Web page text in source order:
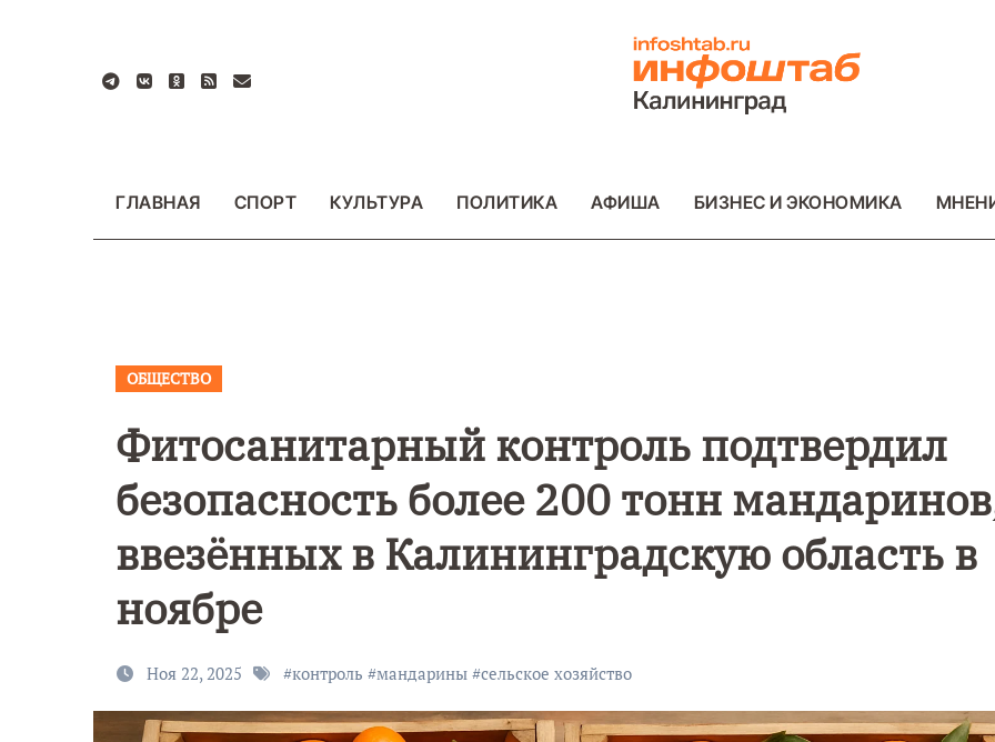
содержанию
ГЛАВНАЯ СПОРТ КУЛЬТУРА ПОЛИТИКА АФИША БИЗНЕС И ЭКОНОМИКА
ОБЩЕСТВО
Фитосанитарный контроль подтвердил
безопасность более 200 тонн
ввезённых в Калининградскую область в
ноябре
Ноя 22, 2025 #контроль #мандарины #сельское хозяйство